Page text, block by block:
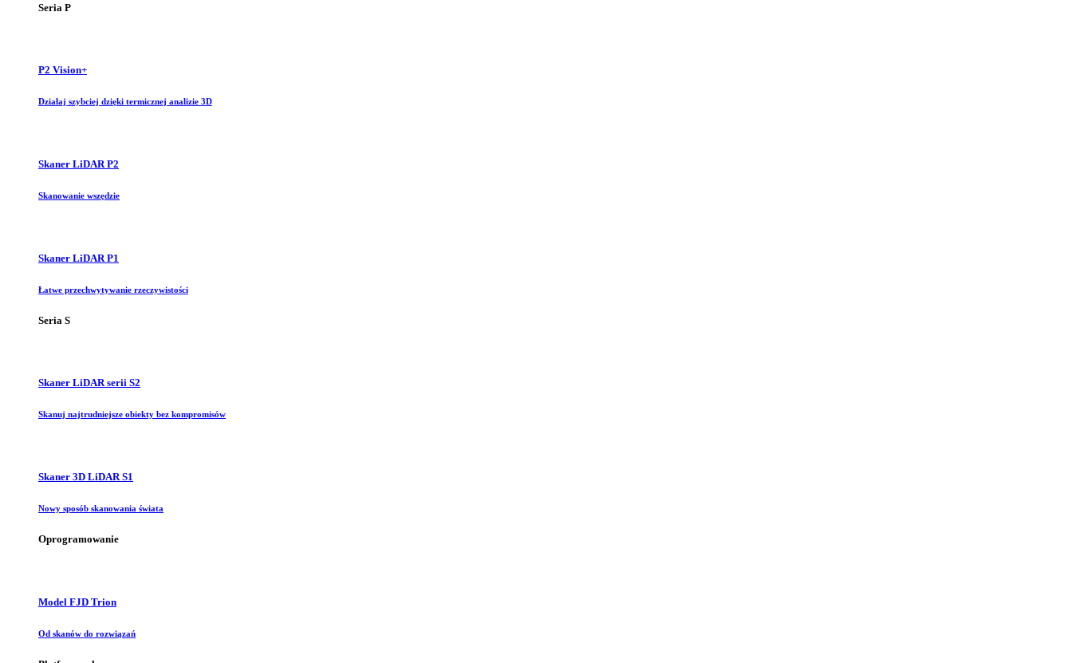
Seria P
P2 Vision+
Działaj szybciej dzięki termicznej analizie 3D
Skaner LiDAR P2
Skanowanie wszędzie
Skaner LiDAR P1
Łatwe przechwytywanie rzeczywistości
Seria S
Skaner LiDAR serii S2
Skanuj najtrudniejsze obiekty bez kompromisów
Skaner 3D LiDAR S1
Nowy sposób skanowania świata
Oprogramowanie
Model FJD Trion
Od skanów do rozwiązań